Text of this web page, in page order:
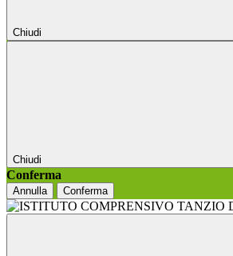
Chiudi
Chiudi
Conferma
Annulla Conferma